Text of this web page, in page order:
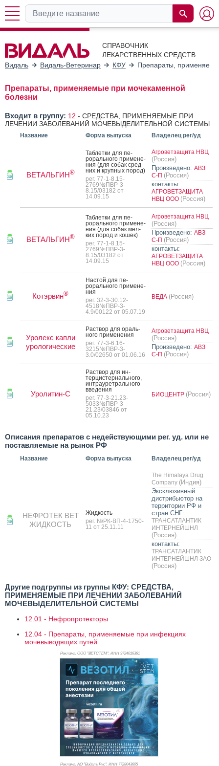
СПРАВОЧНИК
ЛЕКАРСТВЕННЫХ СРЕДСТВ
Видаль
Видаль-Ветеринар КФУ Препараты,
Препараты, применяемые при мочекаменной
болезни
Входит в группу: 12 - СРЕДСТВА, ПРИМЕНЯЕМЫЕ ПРИ
ЛЕЧЕНИИ ЗАБОЛЕВАНИЙ МОЧЕВЫДЕЛИТЕЛЬНОЙ СИСТЕМЫ
Название Форма выпуска Владелец рег/уд
ВЕТАЛЬГИН®
Таб­летки для пе­
рораль­но­го при­мене­
ния (для со­бак сред­
них и круп­ных по­род)
рег. 77-1-8.15-
2769№ПВР-3-
8.15/03182 от
14.09.15
Агроветзащита НВЦ
(Россия)
Произведено: АВЗ
С-П (Россия)
контакты:
АГРОВЕТЗАЩИТА
НВЦ ООО (Россия)
ВЕТАЛЬГИН®
Таб­летки для пе­
рораль­но­го при­мене­
ния (для со­бак мел­
ких по­род и ко­шек)
рег. 77-1-8.15-
2769№ПВР-3-
8.15/03182 от
14.09.15
Агроветзащита НВЦ
(Россия)
Произведено: АВЗ
С-П (Россия)
контакты:
АГРОВЕТЗАЩИТА
НВЦ ООО (Россия)
Котэрвин®
Нас­той для пе­
рораль­но­го при­мене­
ния
рег. 32-3-30.12-
4518№ПВР-3-
4.9/00122 от 05.07.19
ВЕДА (Россия)
Уролекс капли
урологические
Рас­твор для ораль­
но­го при­мене­ния
рег. 77-3-6.16-
3215№ПВР-3-
3.0/02650 от 01.06.16
Агроветзащита НВЦ
(Россия)
Произведено: АВЗ
С-П (Россия)
Уролитин-С
Рас­твор для ин­
терцис­терналь­но­го,
ин­тра­урет­раль­но­го
вве­дения
рег. 77-3-21.23-
5033№ПВР-3-
21.23/03846 от
05.10.23
БИОЦЕНТР (Россия)
Описания препаратов с недействующими рег. уд. или не
поставляемые на рынок РФ
Название Форма выпуска Владелец рег/уд
НЕФРОТЕК ВЕТ
ЖИДКОСТЬ
Жид­кость
рег. №РК-ВП-4-1750-
11 от 25.11.11
The Himalaya Drug
Company (Индия)
Эксклюзивный
дистрибьютор на
территории РФ и
стран СНГ:
ТРАНСАТЛАНТИК
ИНТЕРНЕЙШНЛ
(Россия)
контакты:
ТРАНСАТЛАНТИК
ИНТЕРНЕЙШНЛ ЗАО
(Россия)
Другие подгруппы из группы КФУ: СРЕДСТВА,
ПРИМЕНЯЕМЫЕ ПРИ ЛЕЧЕНИИ ЗАБОЛЕВАНИЙ
МОЧЕВЫДЕЛИТЕЛЬНОЙ СИСТЕМЫ
12.01 - Нефропротекторы
12.04 - Препараты, применяемые при инфекциях
мочевыводящих путей
Реклама. ООО "ВЕТСТЕМ", ИНН 9724016361
Реклама. АО "Видаль Рус", ИНН 7728043605